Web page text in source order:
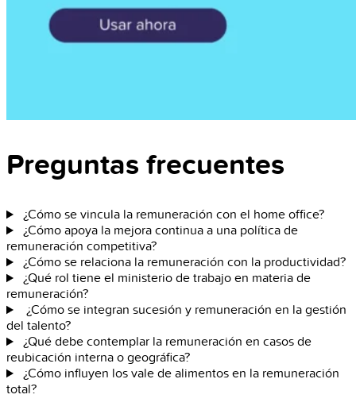
Preguntas frecuentes
¿Cómo se vincula la remuneración con el home office?
¿Cómo apoya la mejora continua a una política de
remuneración competitiva?
¿Cómo se relaciona la remuneración con la productividad?
¿Qué rol tiene el ministerio de trabajo en materia de
remuneración?
¿Cómo se integran sucesión y remuneración en la gestión
del talento?
¿Qué debe contemplar la remuneración en casos de
reubicación interna o geográfica?
¿Cómo influyen los vale de alimentos en la remuneración
total?